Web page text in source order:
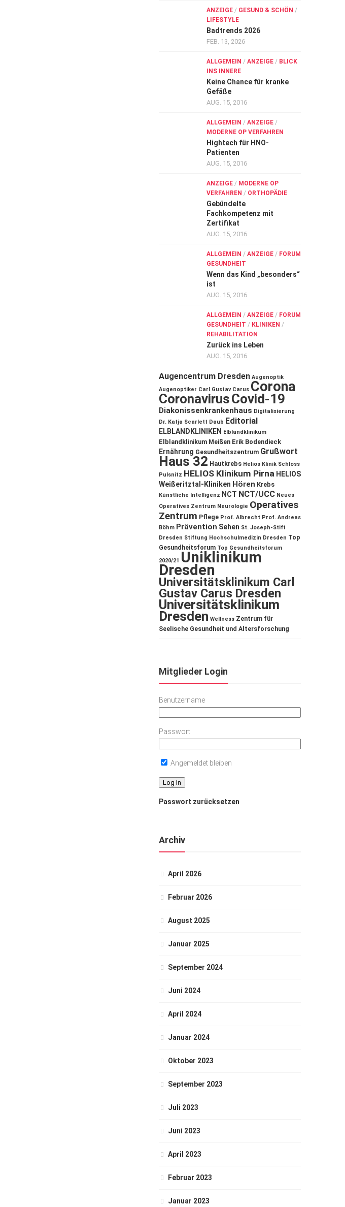
ANZEIGE / GESUND & SCHÖN /
LIFESTYLE
Badtrends 2026
FEB. 13, 2026
ALLGEMEIN / ANZEIGE / BLICK
INS INNERE
Keine Chance für kranke
Gefäße
AUG. 15, 2016
ALLGEMEIN / ANZEIGE /
MODERNE OP VERFAHREN
Hightech für HNO-
Patienten
AUG. 15, 2016
ANZEIGE / MODERNE OP
VERFAHREN / ORTHOPÄDIE
Gebündelte
Fachkompetenz mit
Zertifikat
AUG. 15, 2016
ALLGEMEIN / ANZEIGE / FORUM
GESUNDHEIT
Wenn das Kind „besonders“
ist
AUG. 15, 2016
ALLGEMEIN / ANZEIGE / FORUM
GESUNDHEIT / KLINIKEN /
REHABILITATION
Zurück ins Leben
AUG. 15, 2016
Augencentrum Dresden Augenoptik
Augenoptiker Carl Gustav Carus Corona
CoronavirusCovid-19
Diakonissenkrankenhaus Digitalisierung
Dr. Katja Scarlett Daub Editorial
ELBLANDKLINIKEN Elblandklinikum
Elblandklinikum Meißen Erik Bodendieck
Ernährung Gesundheitszentrum Grußwort
Haus 32 Hautkrebs Helios Klinik Schloss
Pulsnitz HELIOS Klinikum Pirna HELIOS
Weißeritztal-Kliniken Hören Krebs
Künstliche Intelligenz NCT NCT/UCC Neues
Operatives Zentrum Neurologie Operatives
Zentrum Pflege Prof. Albrecht Prof. Andreas
Böhm Prävention Sehen St. Joseph-Stift
Dresden Stiftung Hochschulmedizin Dresden Top
Gesundheitsforum Top Gesundheitsforum
2020/21 Uniklinikum
Dresden
Universitätsklinikum Carl
Gustav Carus Dresden
Universitätsklinikum
Dresden Wellness Zentrum für
Seelische Gesundheit und Altersforschung
Mitglieder Login
Benutzername
Passwort
Angemeldet bleiben
Passwort zurücksetzen
Archiv
April 2026
Februar 2026
August 2025
Januar 2025
September 2024
Juni 2024
April 2024
Januar 2024
Oktober 2023
September 2023
Juli 2023
Juni 2023
April 2023
Februar 2023
Januar 2023